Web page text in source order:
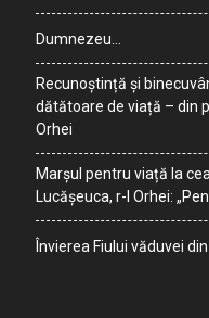
Dumnezeu…
Recunoștință și
dătătoare de viață – din
Orhei
Marșul pentru viață la
Lucășeuca, r-l Orhei:
Învierea Fiului văduvei